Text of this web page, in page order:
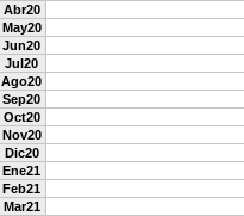
Abr20
May20
Jun20
Jul20
Ago20
Sep20
Oct20
Nov20
Dic20
Ene21
Feb21
Mar21